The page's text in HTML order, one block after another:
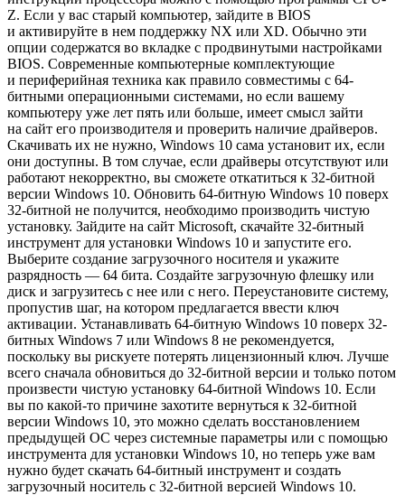
Z. Если у вас старый компьютер, зайдите в BIOS
и активируйте в нем поддержку NX или XD. Обычно эти
опции содержатся во вкладке с продвинутыми настройками
BIOS. Современные компьютерные комплектующие
и периферийная техника как правило совместимы с 64-
битными операционными системами, но если вашему
компьютеру уже лет пять или больше, имеет смысл зайти
на сайт его производителя и проверить наличие драйверов.
Скачивать их не нужно, Windows 10 сама установит их, если
они доступны. В том случае, если драйверы отсутствуют или
работают некорректно, вы сможете откатиться к 32-битной
версии Windows 10. Обновить 64-битную Windows 10 поверх
32-битной не получится, необходимо производить чистую
установку. Зайдите на сайт Microsoft, скачайте 32-битный
инструмент для установки Windows 10 и запустите его.
Выберите создание загрузочного носителя и укажите
разрядность — 64 бита. Создайте загрузочную флешку или
диск и загрузитесь с нее или с него. Переустановите систему,
пропустив шаг, на котором предлагается ввести ключ
активации. Устанавливать 64-битную Windows 10 поверх 32-
битных Windows 7 или Windows 8 не рекомендуется,
поскольку вы рискуете потерять лицензионный ключ. Лучше
всего сначала обновиться до 32-битной версии и только потом
произвести чистую установку 64-битной Windows 10. Если
вы по какой-то причине захотите вернуться к 32-битной
версии Windows 10, это можно сделать восстановлением
предыдущей ОС через системные параметры или с помощью
инструмента для установки Windows 10, но теперь уже вам
нужно будет скачать 64-битный инструмент и создать
загрузочный носитель с 32-битной версией Windows 10.